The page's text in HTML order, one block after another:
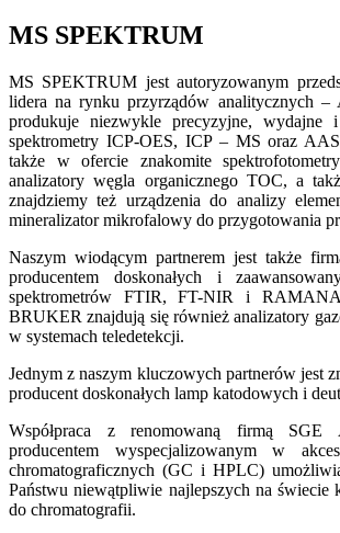
MS SPEKTRUM
MS SPEKTRUM jest autoryzowanym
lidera na rynku przyrządów analitycznych –
produkuje niezwykle precyzyjne, wydajne
spektrometry ICP-OES, ICP – MS oraz
także w ofercie znakomite
analizatory węgla organicznego TOC, a
znajdziemy też urządzenia do analizy
mineralizator mikrofalowy do przygotowania
Naszym wiodącym partnerem jest także
producentem doskonałych i
spektrometrów FTIR, FT-NIR i
BRUKER znajdują się również analizatory
w systemach teledetekcji.
Jednym z naszym kluczowych partnerów jest
producent doskonałych lamp katodowych i
Współpraca z renomowaną firmą SGE
producentem wyspecjalizowanym w
chromatograficznych (GC i HPLC)
Państwu niewątpliwie najlepszych na świecie
do chromatografii.